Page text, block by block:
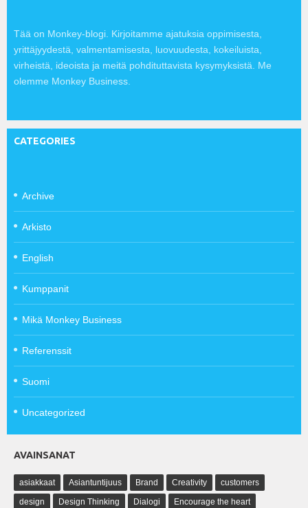
Tää on Monkey-blogi. Kirjoitamme ajatuksia oppimisesta,
yrittäjyydestä, valmentamisesta, luovuudesta, kokeiluista,
virheistä, ideoista ja meitä pohdituttavista kysymyksistä. Me
olemme Monkey Business.
CATEGORIES
Archive
Arkisto
English
Kumppanit
Mikä Monkey Business
Referenssit
Suomi
Uncategorized
AVAINSANAT
asiakkaat Asiantuntijuus Brand Creativity
customers
design
Design Thinking Dialogi
Encourage the heart